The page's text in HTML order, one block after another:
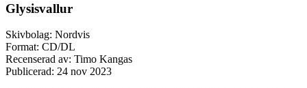
Glysisvallur
Skivbolag: Nordvis
Format: CD/DL
Recenserad av: Timo Kangas
Publicerad: 24 nov 2023